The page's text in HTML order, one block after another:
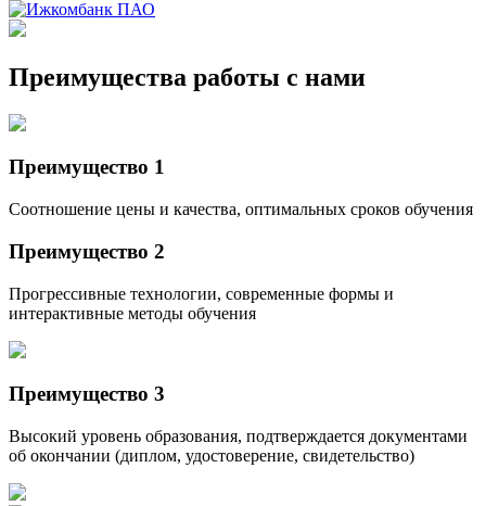
Преимущества работы с нами
Преимущество 1
Соотношение цены и качества, оптимальных сроков обучения
Преимущество 2
Прогрессивные технологии, современные формы и
интерактивные методы обучения
Преимущество 3
Высокий уровень образования, подтверждается документами
об окончании (диплом, удостоверение, свидетельство)